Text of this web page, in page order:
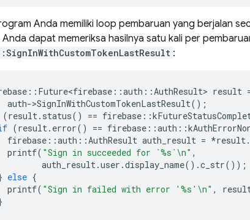
Anda memiliki loop pembaruan yang berjalan
dapat memeriksa hasilnya satu kali per
:
:: Future<firebase ::auth ::AuthResult> result
auth->SignInWithCustomTokenLastResult();
(result. status() == firebase ::
(result. error() == firebase ::auth ::
firebase ::auth ::AuthResult auth_result = *result.
printf( "Sign in succeeded for `%s`\n" ,
auth_result.user .display_name().c_str());
else {
printf( "Sign in failed with error '%s' \n" ,